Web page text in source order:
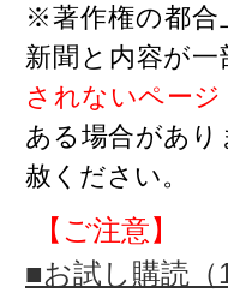
※著作権の都合
新聞と内容が
されないペー
ある場合があ
赦ください。
【ご注意】
■お試し購読